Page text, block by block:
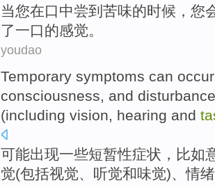
当您在口中尝到苦味的时候， 您
了一口的感觉。
youdao
Temporary symptoms can occur
consciousness
and
(including vision hearing and
可能出现一些短暂性症状 ， 比如
觉(包括视觉 听觉和味觉)、情绪